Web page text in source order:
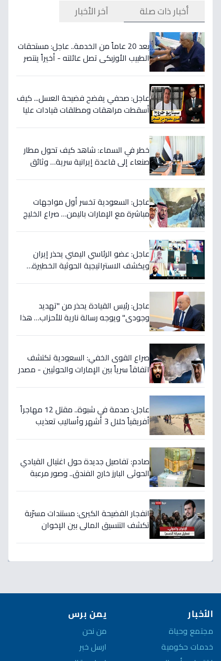
أخبار ذات صلة آخر الأخبار
بعد 20 عاماً من الخدمة.. عاجل: مستحقات
الطبيب الأوزبكي تصل عائلته - أخيراً ينتصر
عاجل: صحفي يفضح فضيحة العسل... كيف
أسقطت مراهقات ومطلقات قيادات عليا
خطر في السماء: شاهد كيف تحول مطار
صنعاء إلى قاعدة إيرانية سرية… وثائق
عاجل: السعودية تخسر أول مواجهات
مباشرة مع الإمارات باليمن… صراع الخليج
عاجل: عضو الرئاسي اليمني يحذر إيران
ويكشف الاستراتيجية الحوثية الخطيرة…
عاجل: رئيس القيادة يحذر من "تهديد
وجودي" ويوجه رسالة نارية للأحزاب… هذا
صراع القوى الخفي: السعودية تكتشف
اتفاقاً سرياً بين الإمارات والحوثيين - مصدر
عاجل: صدمة في شبوة.. مقتل 12 مهاجراً
أفريقياً خلال 3 أشهر وأساليب تعذيب
صادم: تفاصيل جديدة حول اغتيال القيادي
الحوثي البارز خارج الفندق.. وصور مرعبة
انفجار الفضيحة الكبرى: مستندات مسرّبة
تكشف التنسيق المالي بين الإخوان
الأخبار
مجتمع وحياة
خدمات حكومية
يمن برس
من نحن
ارسل خبر